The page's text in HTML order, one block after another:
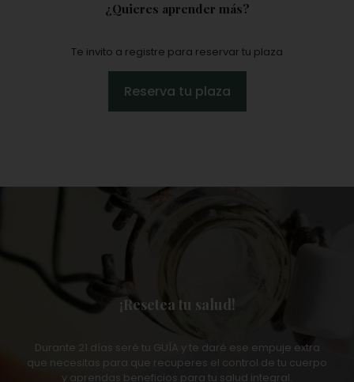
¿Quieres aprender más?
Te invito a registre para reservar tu plaza
Reserva tu plaza
¡Resetea tu salud!
Durante 21 días seré tu GUÍA y te daré ese empuje extra
que necesitas para que recuperes el control de tu cuerpo
y aprendas beneficios para tu salud integral.